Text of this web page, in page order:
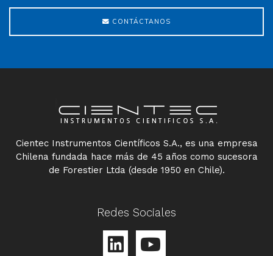
CONTÁCTANOS
Cientec Instrumentos Científicos S.A., es una empresa
Chilena fundada hace más de 45 años como sucesora
de Forestier Ltda (desde 1950 en Chile).
Redes Sociales